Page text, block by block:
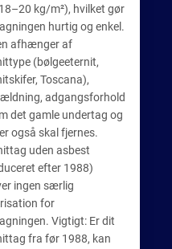
kg/m²), hvilket gør
hurtig og enkel.
afhænger af
(bølgeeternit,
Toscana),
adgangsforhold
det gamle undertag og
også skal fjernes.
uden asbest
efter 1988)
ingen særlig
for
Vigtigt: Er dit
fra før 1988, kan